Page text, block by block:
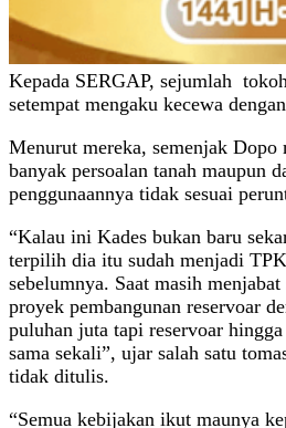
Kepada SERGAP, sejumlah
setempat mengaku kecewa
Menurut mereka, semenjak Dopo
banyak persoalan tanah maupun
penggunaannya tidak sesuai
“Kalau ini Kades bukan baru
terpilih dia itu sudah menjadi
sebelumnya. Saat masih
proyek pembangunan reservoar
puluhan juta tapi reservoar
sama sekali”, ujar salah satu
tidak ditulis.
“Semua kebijakan ikut maunya